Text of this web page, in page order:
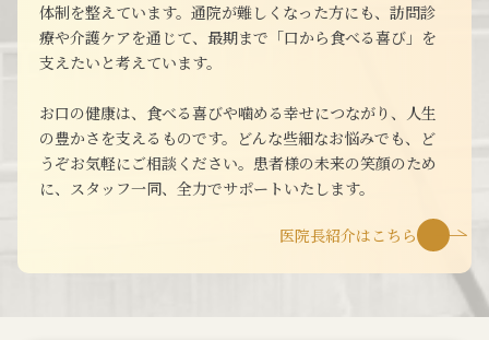
体制を整えています。通院が難しくなった方にも、訪問診
療や介護ケアを通じて、最期まで「口から食べる喜び」を
支えたいと考えています。
お口の健康は、食べる喜びや噛める幸せにつながり、人生
の豊かさを支えるものです。どんな些細なお悩みでも、ど
うぞお気軽にご相談ください。患者様の未来の笑顔のため
に、スタッフ一同、全力でサポートいたします。
医院長紹介はこちら